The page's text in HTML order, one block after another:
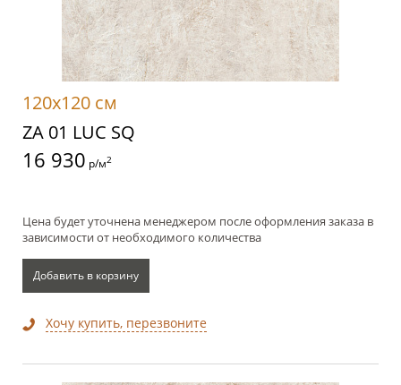
120x120 см
ZA 01 LUC SQ
16 930 р/м2
Цена будет уточнена менеджером после оформления заказа в
зависимости от необходимого количества
Добавить в корзину
Хочу купить, перезвоните